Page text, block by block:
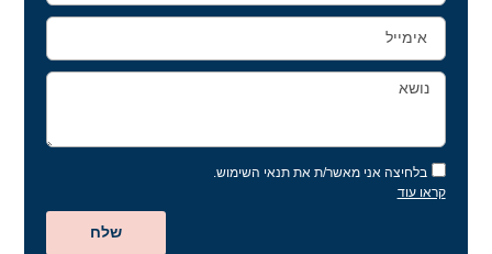
בלחיצה אני מאשר/ת את תנאי השימוש.
קראו עוד
שלח